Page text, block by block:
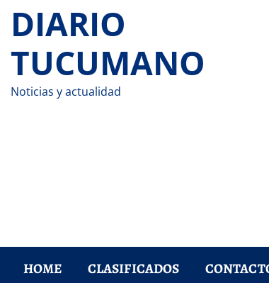
DIARIO
TUCUMANO
Noticias y actualidad
HOME CLASIFICADOS